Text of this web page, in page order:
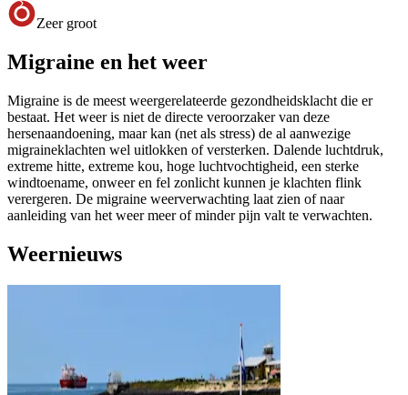
Zeer groot
Migraine en het weer
Migraine is de meest weergerelateerde gezondheidsklacht die er
bestaat. Het weer is niet de directe veroorzaker van deze
hersenaandoening, maar kan (net als stress) de al aanwezige
migraineklachten wel uitlokken of versterken. Dalende luchtdruk,
extreme hitte, extreme kou, hoge luchtvochtigheid, een sterke
windtoename, onweer en fel zonlicht kunnen je klachten flink
verergeren. De migraine weerverwachting laat zien of naar
aanleiding van het weer meer of minder pijn valt te verwachten.
Weernieuws